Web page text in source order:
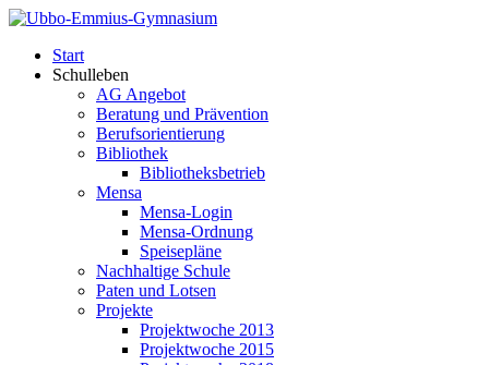
Start
Schulleben
AG Angebot
Beratung und Prävention
Berufsorientierung
Bibliothek
Bibliotheksbetrieb
Mensa
Mensa-Login
Mensa-Ordnung
Speisepläne
Nachhaltige Schule
Paten und Lotsen
Projekte
Projektwoche 2013
Projektwoche 2015